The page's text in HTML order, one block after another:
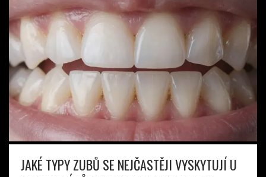
JAKÉ TYPY ZUBŮ SE NEJČASTĚJI VYSKYTUJÍ U